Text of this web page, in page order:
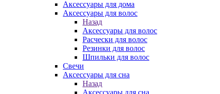
Аксессуары для дома
Аксессуары для волос
Назад
Аксессуары для волос
Расчески для волос
Резинки для волос
Шпильки для волос
Свечи
Аксессуары для сна
Назад
Аксессуары для сна